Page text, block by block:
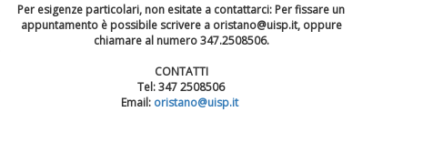
Fondazione Terzjus: prima riunione
a Roma
Per esigenze particolari, non esitate a contattarci: Per fissare un
appuntamento è possibile scrivere a oristano@uisp.it, oppure
chiamare al numero 347.2508506.
CONTATTI
Tel: 347 2508506
Email: oristano@uisp.it